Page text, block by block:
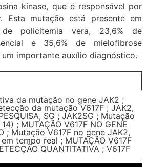
kinase, que é responsável por
Esta mutação está presente em
policitemia vera, 23,6% de
e 35,6% de mielofibrose
importante auxílio diagnóstico.
da mutação no gene JAK2 ;
da mutação V617F ; JAK2,
SG ; JAK2SG ; Mutação
; MUTAÇÃO V617F NO GENE
; Mutação V617F no gene JAK2,
tempo real ; MUTAÇÃO V617F
QUANTITATIVA ; V617F